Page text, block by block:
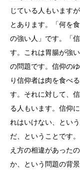
じている人もいます
とあります。「何を
の強い人」です。「
す。これは胃腸が強
の問題です。信仰の
り信仰者は肉を食べ
す。それに対して、
る人もいます。信仰
れはいけない、とい
だ、ということです
え方の相違があった
か、という問題の背